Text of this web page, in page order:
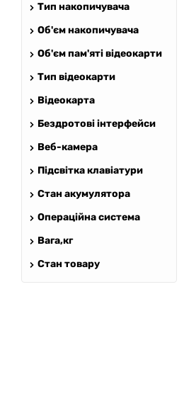
Тип накопичувача
Об'єм накопичувача
Об'єм пам'яті відеокарти
Тип відеокарти
Відеокарта
Бездротові інтерфейси
Веб-камера
Підсвітка клавіатури
Стан акумулятора
Операційна система
Вага,кг
Стан товару